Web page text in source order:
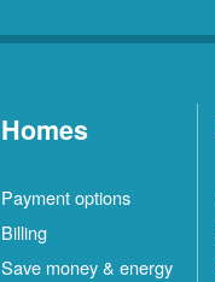
Homes
Payment options
Billing
Save money & energy